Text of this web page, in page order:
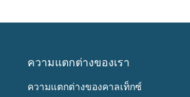
ความแตกต่างของเรา
ความแตกต่างของคาลเท็กซ์